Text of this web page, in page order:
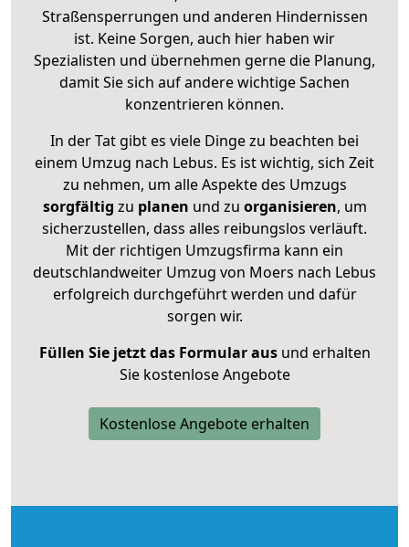
Straßensperrungen und anderen Hindernissen
ist. Keine Sorgen, auch hier haben wir
Spezialisten und übernehmen gerne die Planung,
damit Sie sich auf andere wichtige Sachen
konzentrieren können.
In der Tat gibt es viele Dinge zu beachten bei
einem Umzug nach Lebus. Es ist wichtig, sich Zeit
zu nehmen, um alle Aspekte des Umzugs
sorgfältig zu planen und zu organisieren, um
sicherzustellen, dass alles reibungslos verläuft.
Mit der richtigen Umzugsfirma kann ein
deutschlandweiter Umzug von Moers nach Lebus
erfolgreich durchgeführt werden und dafür
sorgen wir.
Füllen Sie jetzt das Formular ausund erhalten
Sie kostenlose Angebote
Kostenlose Angebote erhalten